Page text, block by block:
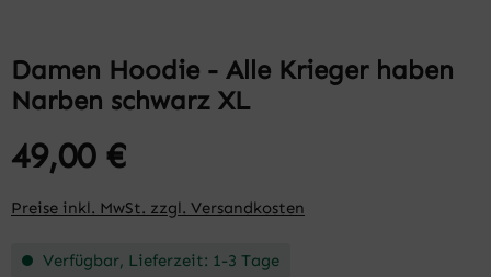
Damen Hoodie - Alle Krieger haben
Narben schwarz XL
49,00 €
Preise inkl. MwSt. zzgl. Versandkosten
Verfügbar, Lieferzeit: 1-3 Tage